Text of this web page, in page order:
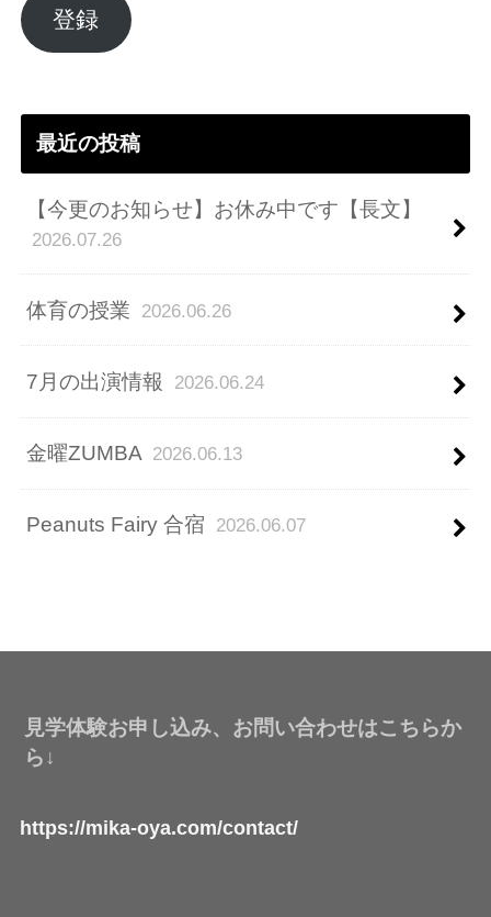
ア
ド
登録
最近の投稿
【今更のお知らせ】お休み中です【長文】
2026.07.26
体育の授業 2026.06.26
7月の出演情報 2026.06.24
金曜ZUMBA 2026.06.13
Peanuts Fairy 合宿 2026.06.07
見学体験お申し込み、お問い合わせはこちらか
ら↓
https://mika-oya.com/contact/